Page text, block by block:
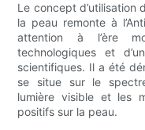
Le concept d’utilisation
la peau remonte à
attention à l’ère
technologiques et
scientifiques. Il a été
se situe sur le
lumière visible et les
positifs sur la peau.